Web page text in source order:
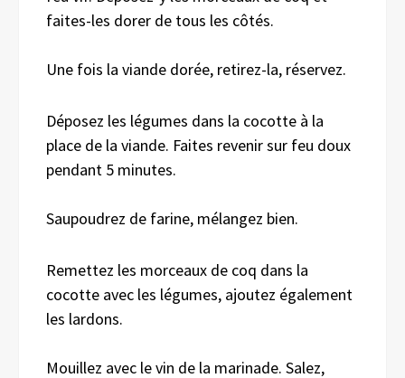
faites-les dorer de tous les côtés.
Une fois la viande dorée, retirez-la, réservez.
Déposez les légumes dans la cocotte à la
place de la viande. Faites revenir sur feu doux
pendant 5 minutes.
Saupoudrez de farine, mélangez bien.
Remettez les morceaux de coq dans la
cocotte avec les légumes, ajoutez également
les lardons.
Mouillez avec le vin de la marinade. Salez,